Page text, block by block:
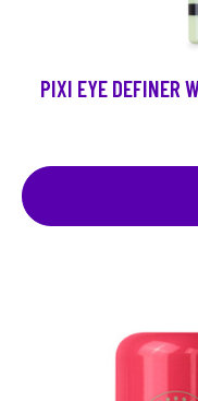
PIXI EYE DEFINER